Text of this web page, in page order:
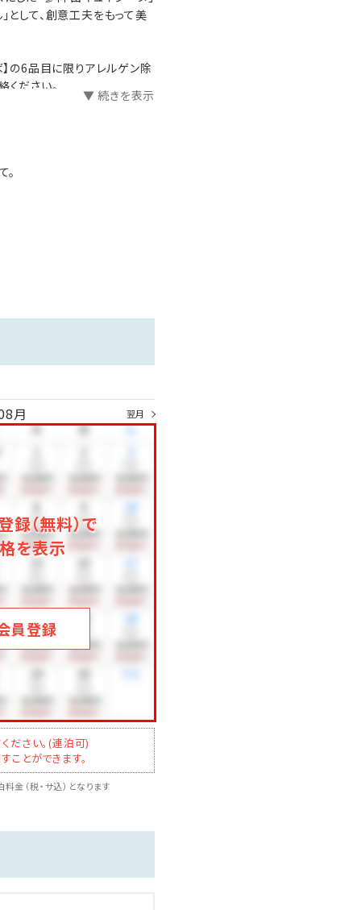
として、創意工夫をもって美
】の6品目に限りアレルゲン除
ださい。
い。（お出汁も全く召し上が
ど直前でご申告された場
▼ 続きを表示
月 翌月
録（無料）で
を表示
員登録
ださい。(連泊可)
ことができます。
金（税・サ込）となります